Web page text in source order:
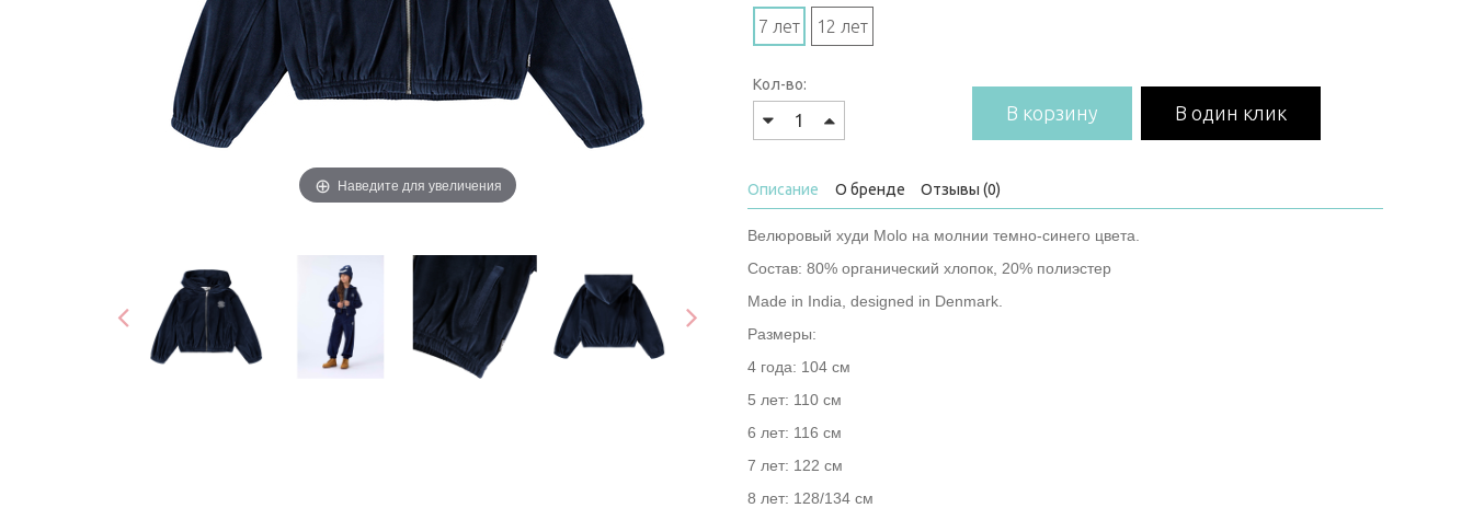
Наведите для увеличения
7 лет 12 лет
Кол-во:
В корзину В один клик
Описание О бренде Отзывы (0)
Велюровый худи Molo на молнии темно-синего цвета.
Состав: 80% органический хлопок, 20% полиэстер
Made in India, designed in Denmark.
Размеры:
4 года: 104 см
5 лет: 110 см
6 лет: 116 см
7 лет: 122 см
8 лет: 128/134 см